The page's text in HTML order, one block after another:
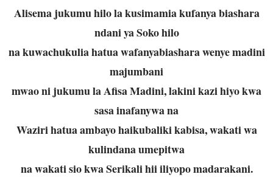
Alisema jukumu hilo la kusimamia kufanya biashara
ndani ya Soko hilo
na kuwachukulia hatua wafanyabiashara wenye madini
majumbani
mwao ni jukumu la Afisa Madini, lakini kazi hiyo kwa
sasa inafanywa na
Waziri hatua ambayo haikubaliki kabisa, wakati wa
kulindana umepitwa
na wakati sio kwa Serikali hii iliyopo madarakani.